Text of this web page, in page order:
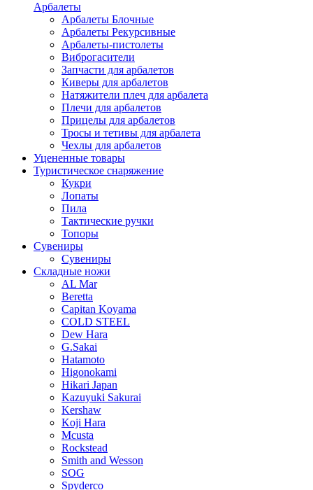
Арбалеты
Арбалеты Блочные
Арбалеты Рекурсивные
Арбалеты-пистолеты
Виброгасители
Запчасти для арбалетов
Киверы для арбалетов
Натяжители плеч для арбалета
Плечи для арбалетов
Прицелы для арбалетов
Тросы и тетивы для арбалета
Чехлы для арбалетов
Уцененные товары
Туристическое снаряжение
Кукри
Лопаты
Пила
Тактические ручки
Топоры
Сувениры
Сувениры
Складные ножи
AL Mar
Beretta
Capitan Koyama
COLD STEEL
Dew Hara
G.Sakai
Hatamoto
Higonokami
Hikari Japan
Kazuyuki Sakurai
Kershaw
Koji Hara
Mcusta
Rockstead
Smith and Wesson
SOG
Spyderco